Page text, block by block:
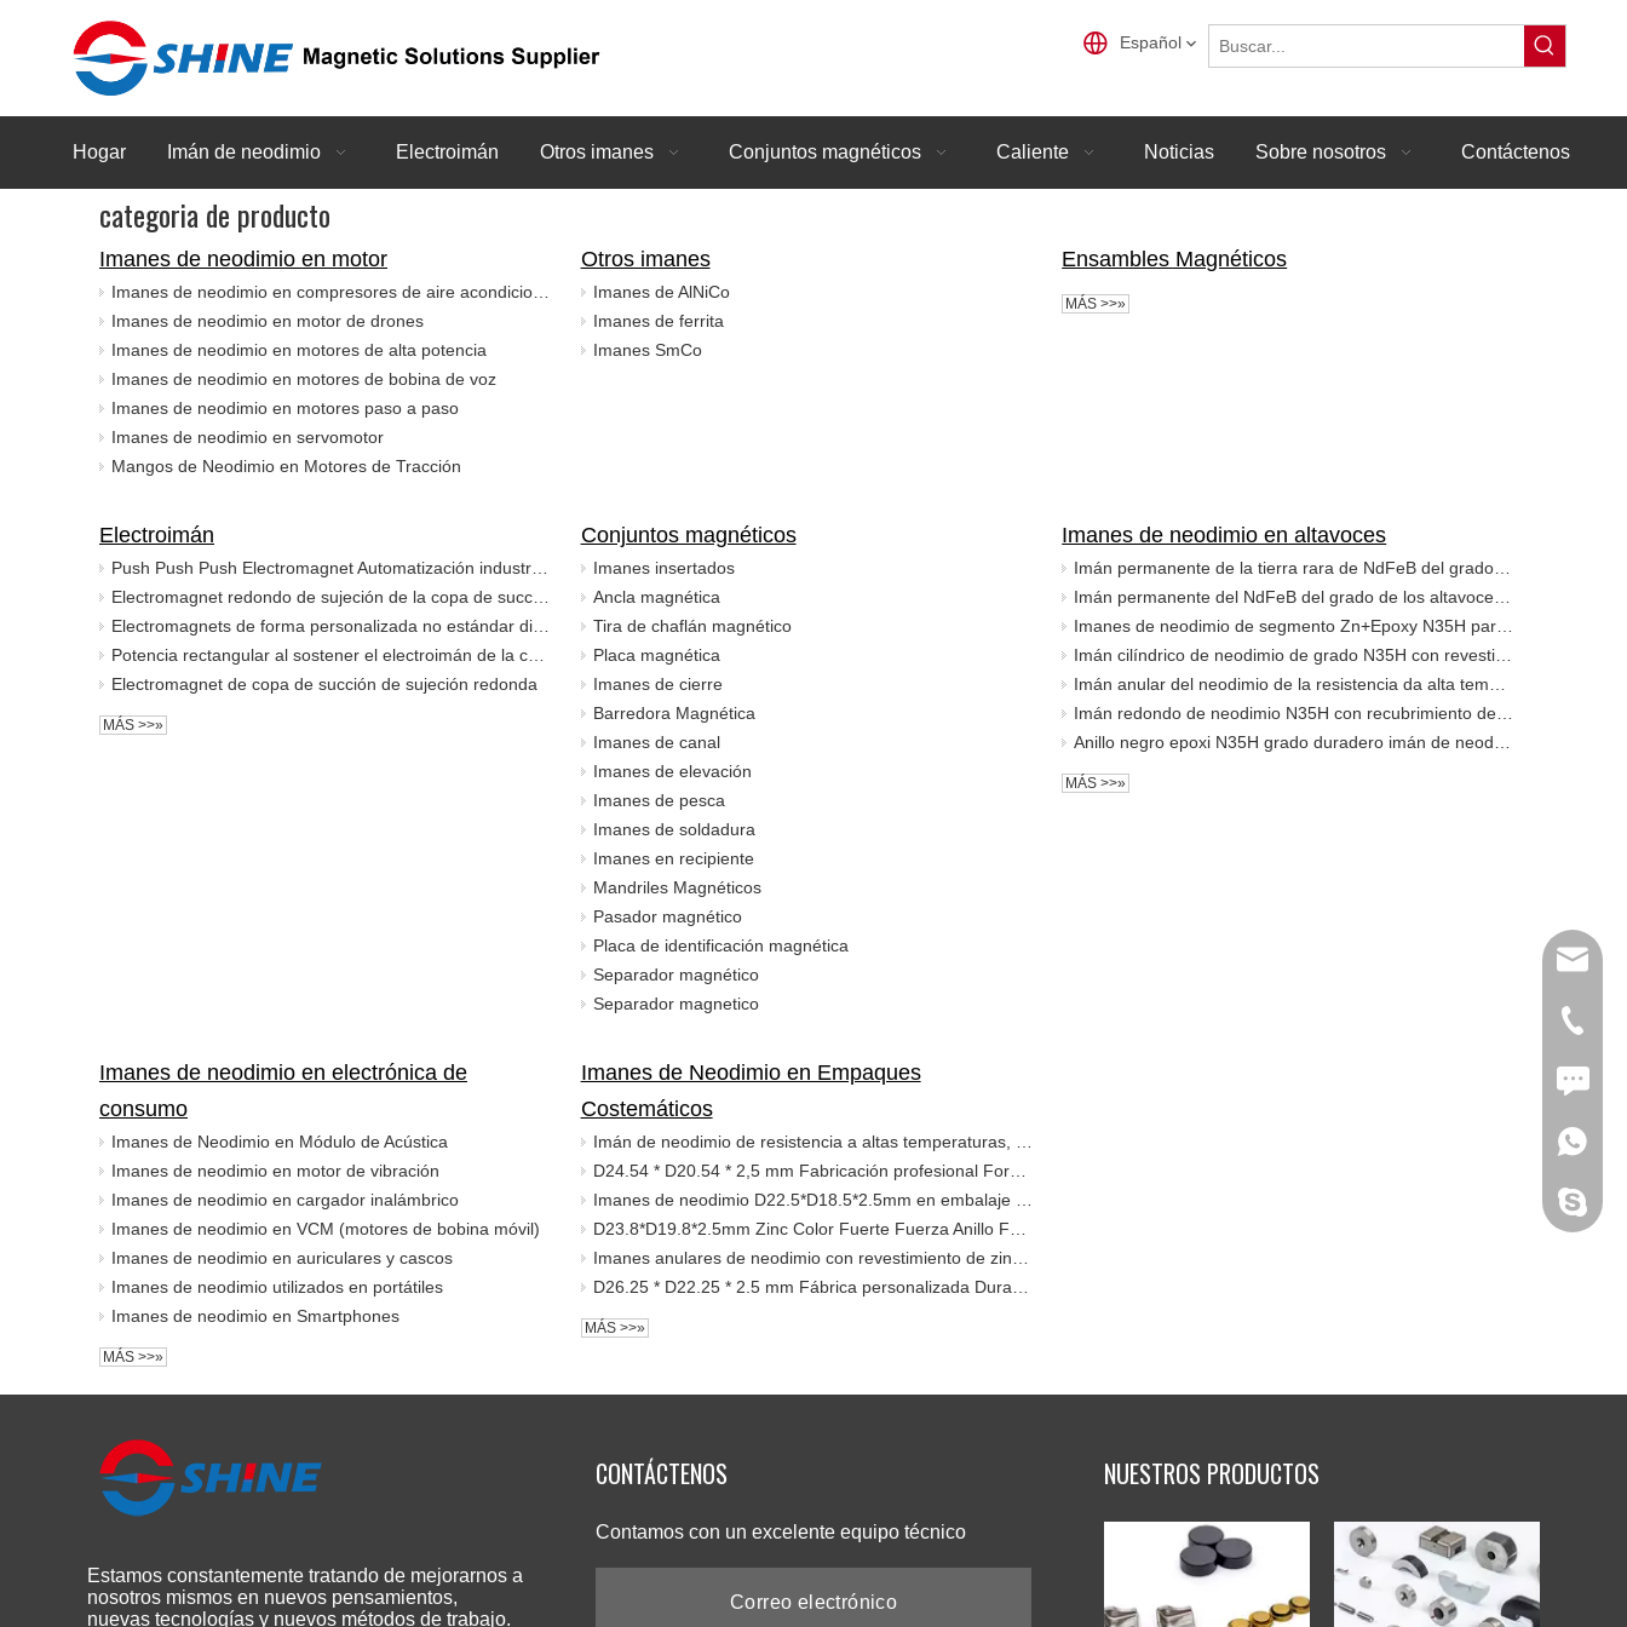
Español
Hogar Imán de neodimio Electroimán Otros imanes Conjuntos magnéticos Caliente Noticias Sobre nosotros Contáctenos
categoria de producto
Imanes de neodimio en motor
Imanes de neodimio en motor de drones
Imanes de neodimio en motores de alta potencia
Imanes de neodimio en motores de bobina de voz
Imanes de neodimio en motores paso a paso
Imanes de neodimio en servomotor
Mangos de Neodimio en Motores de Tracción
Otros imanes
Imanes de AlNiCo
Imanes de ferrita
Imanes SmCo
Ensambles Magnéticos
MÁS >>»
Electroimán
Electromagnet de copa de succión de sujeción redonda
MÁS >>»
Conjuntos magnéticos
Imanes insertados
Ancla magnética
Tira de chaflán magnético
Placa magnética
Imanes de cierre
Barredora Magnética
Imanes de canal
Imanes de elevación
Imanes de pesca
Imanes de soldadura
Imanes en recipiente
Mandriles Magnéticos
Pasador magnético
Placa de identificación magnética
Separador magnético
Separador magnetico
Imanes de neodimio en altavoces
MÁS >>»
Imanes de neodimio en electrónica de
consumo
Imanes de Neodimio en Módulo de Acústica
Imanes de neodimio en motor de vibración
Imanes de neodimio en cargador inalámbrico
Imanes de neodimio en VCM (motores de bobina móvil)
Imanes de neodimio en auriculares y cascos
Imanes de neodimio utilizados en portátiles
Imanes de neodimio en Smartphones
MÁS >>»
Imanes de Neodimio en Empaques
Costemáticos
D24.54 * D20.54 * 2,5 mm Fabricación profesional Forma circular N35 Embalaje costimestic Imán de neodimio de tierras raras
MÁS >>»
Estamos constantemente tratando de mejorarnos a
nosotros mismos en nuevos pensamientos,
nuevas tecnologías y nuevos métodos de trabajo.
CONTÁCTENOS
Contamos con un excelente equipo técnico
NUESTROS PRODUCTOS
+86-
Tax:
+86-